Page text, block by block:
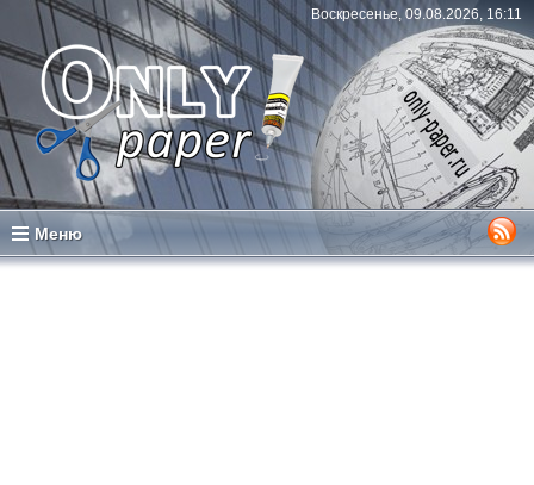
Воскресенье, 09.08.2026, 16:11
Меню